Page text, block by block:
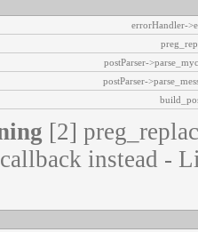
errorHandler-
postParser-
postParser-
[2]
instead -